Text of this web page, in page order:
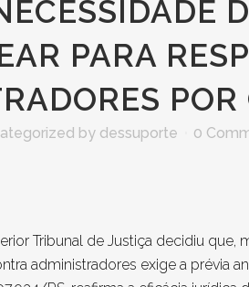
PARA
by dessuporte 0
Tribunal de Justiça decidiu
administradores exige a prévia